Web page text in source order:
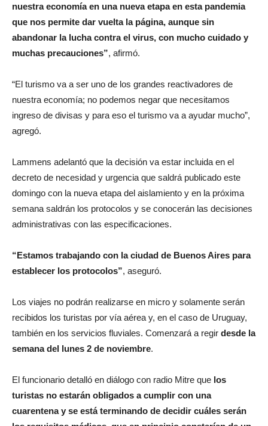
nuestra economía en una nueva etapa en esta pandemia
que nos permite dar vuelta la página, aunque sin
abandonar la lucha contra el virus, con mucho cuidado y
muchas precauciones”, afirmó.
“El turismo va a ser uno de los grandes reactivadores de
nuestra economía; no podemos negar que necesitamos
ingreso de divisas y para eso el turismo va a ayudar mucho”,
agregó.
Lammens adelantó que la decisión va estar incluida en el
decreto de necesidad y urgencia que saldrá publicado este
domingo con la nueva etapa del aislamiento y en la próxima
semana saldrán los protocolos y se conocerán las decisiones
administrativas con las especificaciones.
“Estamos trabajando con la ciudad de Buenos Aires para
establecer los protocolos”, aseguró.
Los viajes no podrán realizarse en micro y solamente serán
recibidos los turistas por vía aérea y, en el caso de Uruguay,
también en los servicios fluviales. Comenzará a regir desde la
semana del lunes 2 de noviembre.
El funcionario detalló en diálogo con radio Mitre que los
turistas no estarán obligados a cumplir con una
cuarentena y se está terminando de decidir cuáles serán